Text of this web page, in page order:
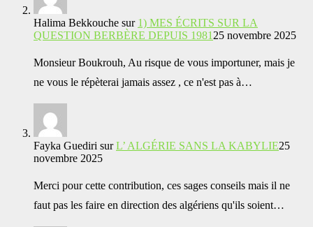
Halima Bekkouche sur 1) MES ÉCRITS SUR LA
QUESTION BERBÈRE DEPUIS 1981 25 novembre 2025
Monsieur Boukrouh, Au risque de vous importuner, mais je
ne vous le répèterai jamais assez , ce n'est pas à…
Fayka Guediri surL’ ALGÉRIE SANS LA KABYLIE25
novembre 2025
Merci pour cette contribution, ces sages conseils mais il ne
faut pas les faire en direction des algériens qu'ils soient…